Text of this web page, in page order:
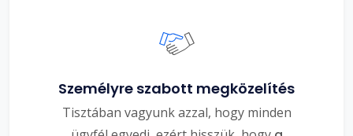
Személyre szabott megközelítés
Tisztában vagyunk azzal, hogy minden